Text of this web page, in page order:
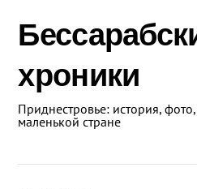
хроники
Приднестровье: история,
маленькой стране